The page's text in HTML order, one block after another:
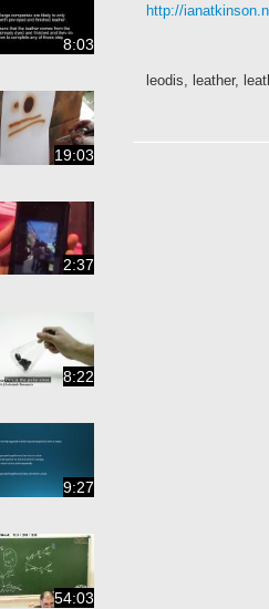
http://
leodis, leather,
8:03
19:03
2:37
8:22
9:27
54:03